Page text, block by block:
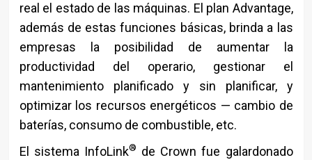
real el estado de las máquinas. El plan Advantage,
además de estas funciones básicas, brinda a las
empresas la posibilidad de aumentar la
productividad del operario, gestionar el
mantenimiento planificado y sin planificar, y
optimizar los recursos energéticos — cambio de
baterías, consumo de combustible, etc.
El sistema InfoLink® de Crown fue galardonado